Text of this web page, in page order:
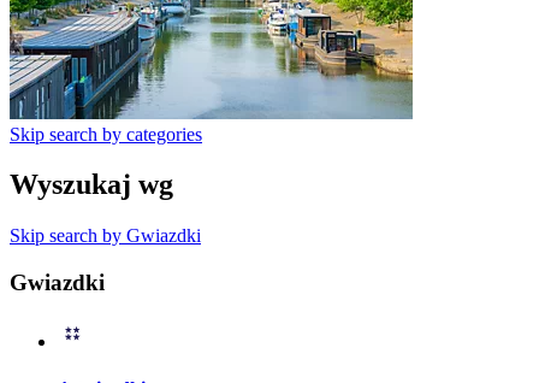
Skip search by categories
Wyszukaj wg
Skip search by Gwiazdki
Gwiazdki